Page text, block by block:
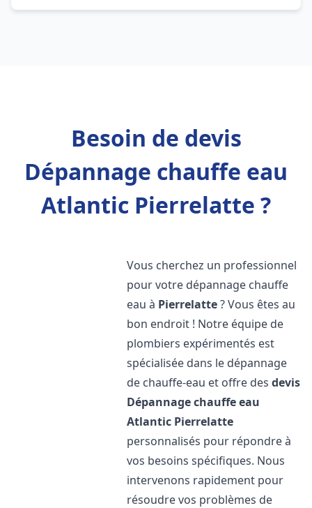
Besoin de devis
Dépannage chauffe eau
Atlantic Pierrelatte ?
Vous cherchez un professionnel
pour votre dépannage chauffe
eau à Pierrelatte? Vous êtes au
bon endroit ! Notre équipe de
plombiers expérimentés est
spécialisée dans le dépannage
de chauffe-eau et offre desdevis
Dépannage chauffe eau
Atlantic Pierrelatte
personnalisés pour répondre à
vos besoins spécifiques. Nous
intervenons rapidement pour
résoudre vos problèmes de